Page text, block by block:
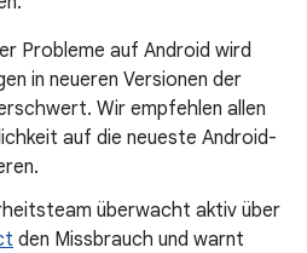
Probleme auf Android wird
in neueren Versionen der
Wir empfehlen allen
auf die neueste Android-
überwacht aktiv über
den Missbrauch und warnt